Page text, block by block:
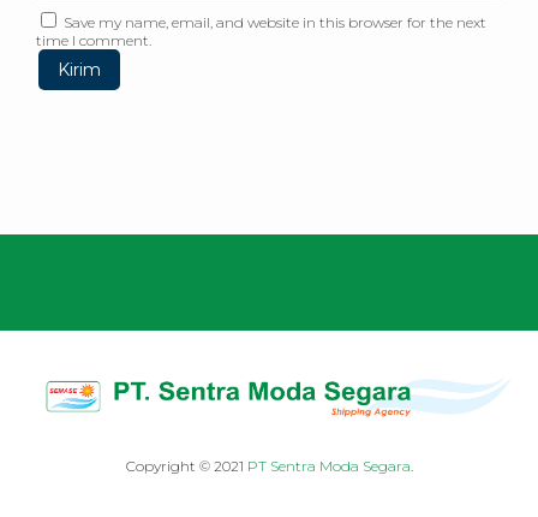
Save my name, email, and website in this browser for the next
time I comment.
Copyright © 2021 PT Sentra Moda Segara